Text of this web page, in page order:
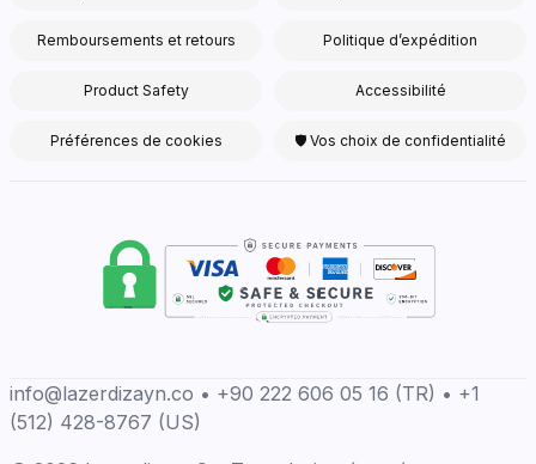
Remboursements et retours Politique d’expédition
Product Safety Accessibilité
Préférences de cookies 🛡 Vos choix de confidentialité
info@lazerdizayn.co • +90 222 606 05 16 (TR) • +1
(512) 428-8767 (US)